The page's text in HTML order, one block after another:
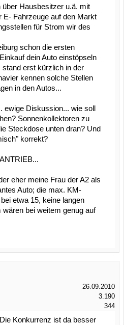
Hausbesitzer u.ä. mit
E- Fahrzeuge auf den Markt
für Strom wir des
schon die ersten
dein Auto einstöpseln
erst kürzlich in der
kennen solche Stellen
in den Autos...
Diskussion... wie soll
Sonnenkollektoren zu
Steckdose unten dran? Und
korrekt?
eher meine Frau der A2 als
Auto; die max. KM-
etwa 15, keine langen
bei weitem genug auf
26.09.2010
3.190
344
Konkurrenz ist da besser